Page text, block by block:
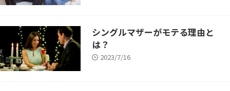
シングルマザーがモテる理由と
は？
2023/7/16